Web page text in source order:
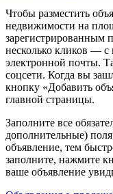
Чтобы разместить
недвижимости на
зарегистрированным
несколько кликов —
электронной почты.
соцсети. Когда вы
кнопку «Добавить
главной страницы.
Заполните все
дополнительные)
объявление, тем
заполните, нажмите
ваше объявление